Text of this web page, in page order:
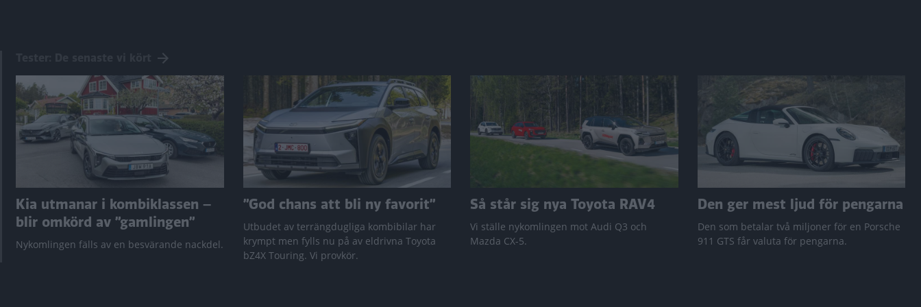
Kia utmanar i kombiklassen –
blir omkörd av ”gamlingen”
Nykomlingen fälls av en besvärande nackdel.
”God chans att bli ny favorit”
Utbudet av terrängdugliga kombibilar har
krympt men fylls nu på av eldrivna Toyota
bZ4X Touring. Vi provkör.
Så står sig nya Toyota RAV4
Vi ställe nykomlingen mot Audi Q3 och
Mazda CX-5.
Den ger mest ljud för pengarna
Den som betalar två miljoner för en Porsche
911 GTS får valuta för pengarna.